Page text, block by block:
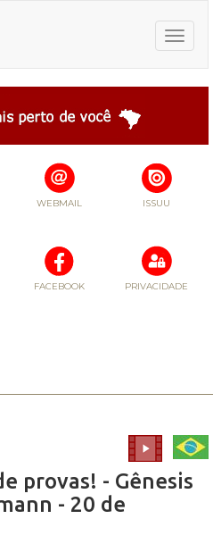
Toggle
WEBMAIL ISSUU
FACEBOOK PRIVACIDADE
provas! - Gênesis
- 20 de